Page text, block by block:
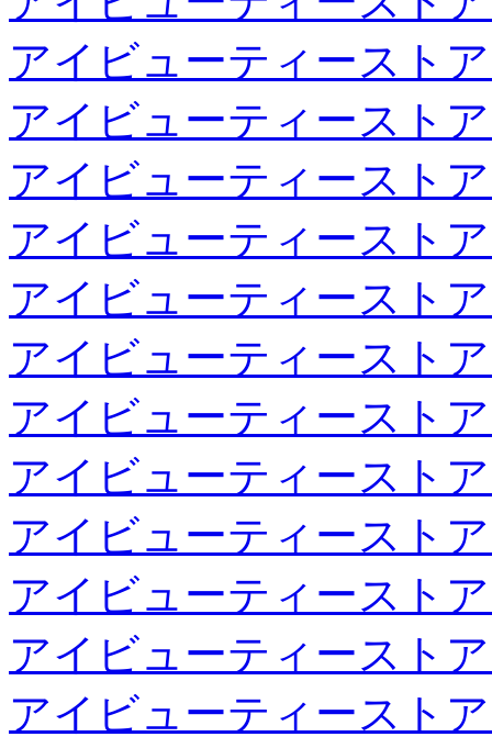
アイビューティースト
アイビューティースト
アイビューティースト
アイビューティースト
アイビューティースト
アイビューティースト
アイビューティースト
アイビューティースト
アイビューティースト
アイビューティースト
アイビューティースト
アイビューティースト